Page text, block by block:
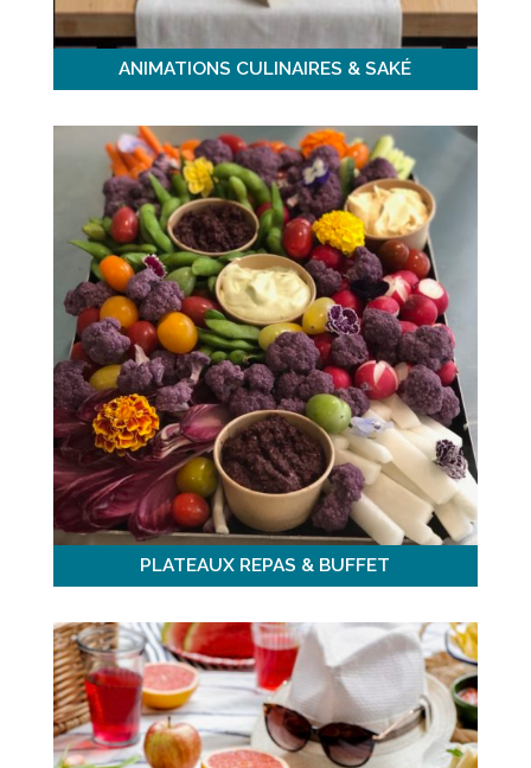
ANIMATIONS CULINAIRES & SAKÉ
PLATEAUX REPAS & BUFFET